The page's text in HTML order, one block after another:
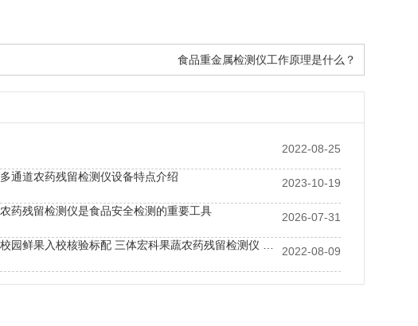
食品重金属检测仪工作原理是什么？
2022-08-25
多通道农药残留检测仪设备特点介绍 2023-10-19
农药残留检测仪是食品安全检测的重要工具 2026-07-31
2022-08-09